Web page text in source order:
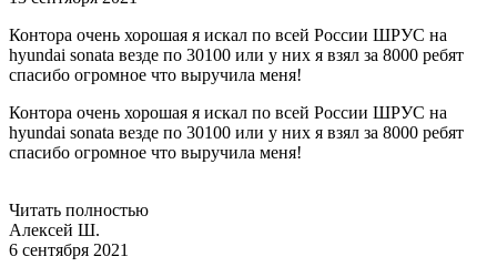
Контора очень хорошая я искал по всей России ШРУС на
hyundai sonata везде по 30100 или у них я взял за 8000 ребят
спасибо огромное что выручила меня!
Контора очень хорошая я искал по всей России ШРУС на
hyundai sonata везде по 30100 или у них я взял за 8000 ребят
спасибо огромное что выручила меня!
Читать полностью
Алексей Ш.
6 сентября 2021